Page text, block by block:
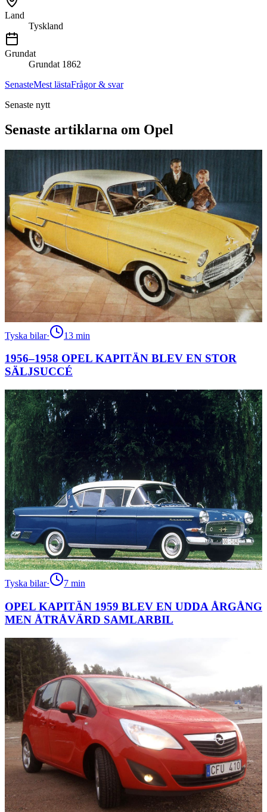
Land
Tyskland
Grundat
Grundat 1862
SenasteMest lästaFrågor & svar
Senaste nytt
Senaste artiklarna om Opel
Tyska bilar· 13 min
1956–1958 OPEL KAPITÄN BLEV EN STOR
SÄLJSUCCÉ
Tyska bilar· 7 min
OPEL KAPITÄN 1959 BLEV EN UDDA ÅRGÅNG
MEN ÅTRÅVÄRD SAMLARBIL